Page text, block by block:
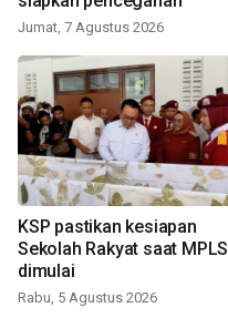
Jumat, 7 Agustus 2026
KSP pastikan kesiapan
Sekolah Rakyat saat MPLS
dimulai
Rabu, 5 Agustus 2026